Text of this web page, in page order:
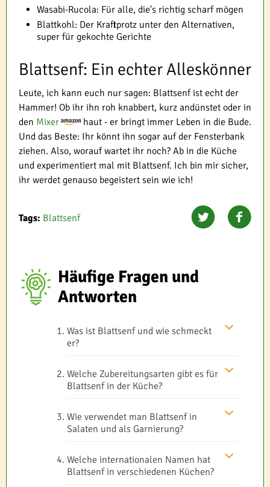
Wasabi-Rucola: Für alle, die's richtig scharf mögen
Blattkohl: Der Kraftprotz unter den Alternativen,
super für gekochte Gerichte
Blattsenf: Ein echter Alleskönner
Leute, ich kann euch nur sagen: Blattsenf ist echt der
Hammer! Ob ihr ihn roh knabbert, kurz andünstet oder in
den Mixer
haut - er bringt immer Leben in die Bude.
Und das Beste: Ihr könnt ihn sogar auf der Fensterbank
ziehen. Also, worauf wartet ihr noch? Ab in die Küche
und experimentiert mal mit Blattsenf. Ich bin mir sicher,
ihr werdet genauso begeistert sein wie ich!
Tags: Blattsenf
Häufige Fragen und
Antworten
Was ist Blattsenf und wie schmeckt
er?
Welche Zubereitungsarten gibt es für
Blattsenf in der Küche?
Wie verwendet man Blattsenf in
Salaten und als Garnierung?
Welche internationalen Namen hat
Blattsenf in verschiedenen Küchen?